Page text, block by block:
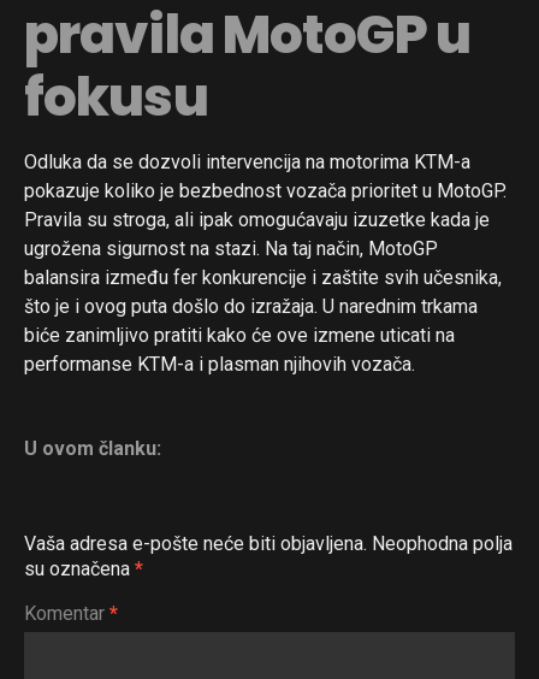
pravila MotoGP u
fokusu
Odluka da se dozvoli intervencija na motorima KTM-a
pokazuje koliko je bezbednost vozača prioritet u MotoGP.
Pravila su stroga, ali ipak omogućavaju izuzetke kada je
ugrožena sigurnost na stazi. Na taj način, MotoGP
balansira između fer konkurencije i zaštite svih učesnika,
što je i ovog puta došlo do izražaja. U narednim trkama
biće zanimljivo pratiti kako će ove izmene uticati na
performanse KTM-a i plasman njihovih vozača.
U ovom članku:
Vaša adresa e-pošte neće biti objavljena. Neophodna polja
su označena *
Komentar *